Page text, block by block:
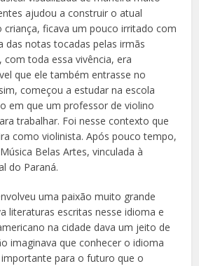
ajudou a construir o atual
criança, ficava um pouco irritado com
das notas tocadas pelas irmãs
com toda essa vivência, era
que ele também entrasse no
começou a estudar na escola
em que um professor de violino
trabalhar. Foi nesse contexto que
como violinista. Após pouco tempo,
Belas Artes, vinculada à
do Paraná.
uma paixão muito grande
literaturas escritas nesse idioma e
na cidade dava um jeito de
imaginava que conhecer o idioma
para o futuro que o